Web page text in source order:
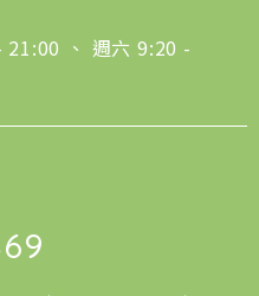
21:00 、 週六 9:20 -